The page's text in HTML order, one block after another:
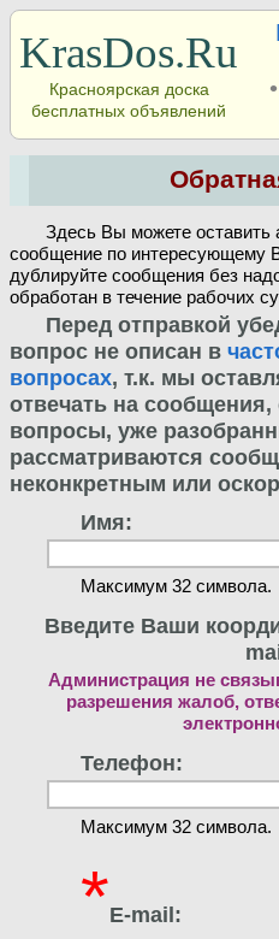
KrasDos.Ru
Красноярская доска
бесплатных объявлений
•
Здесь Вы можете оставить
сообщение по интересующему
дублируйте сообщения без
обработан в течение рабочих
Перед отправкой
вопрос не описан в
вопросах, т.к. мы
отвечать на
вопросы, уже
рассматриваются
неконкретным или
Имя:
Максимум 32 символа.
Введите Ваши
Администрация не
разрешения жалоб,
Телефон:
Максимум 32 символа.
*E-mail: